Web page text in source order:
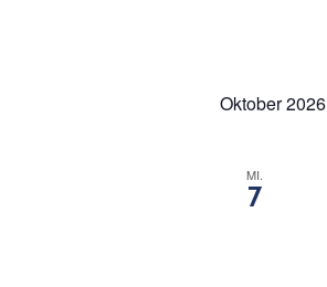
Oktober 2026
MI.
7